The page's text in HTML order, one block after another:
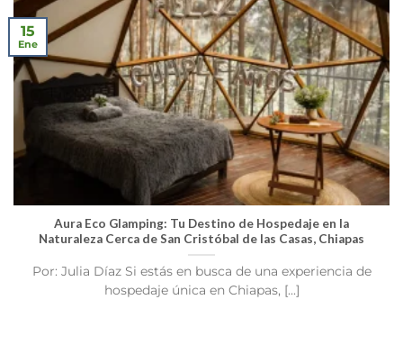
Aura Eco Glamping: Tu Destino de Hospedaje en la
Naturaleza Cerca de San Cristóbal de las Casas, Chiapas
Por: Julia Díaz Si estás en busca de una experiencia de
hospedaje única en Chiapas, [...]
15
Ene